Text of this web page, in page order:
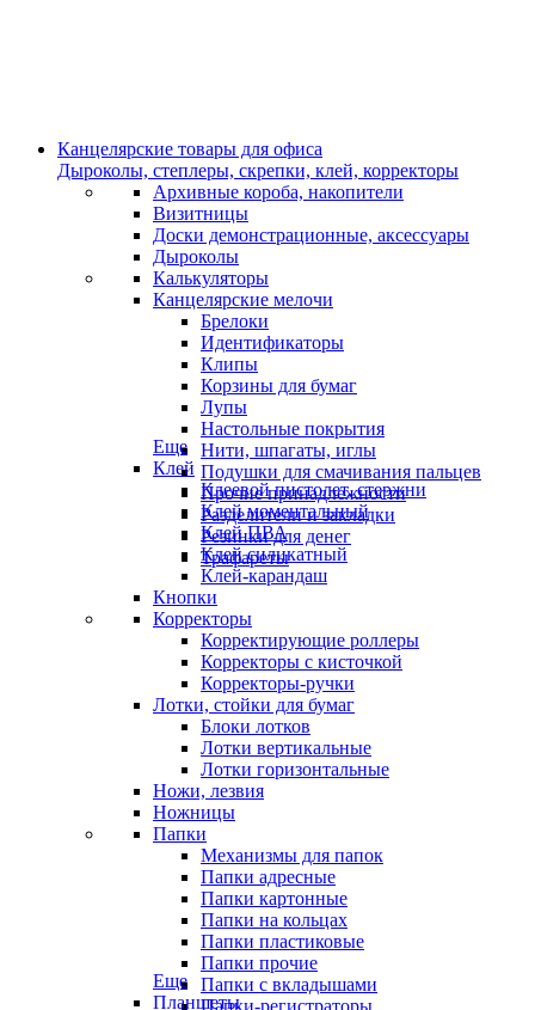
Канцелярские товары для офиса
Дыроколы, степлеры, скрепки, клей, корректоры
Архивные короба, накопители
Визитницы
Доски демонстрационные, аксессуары
Дыроколы
Калькуляторы
Канцелярские мелочи
Брелоки
Идентификаторы
Клипы
Корзины для бумаг
Лупы
Настольные покрытия
Нити, шпагаты, иглы
Подушки для смачивания пальцев
Прочие принадлежности
Разделители и закладки
Резинки для денег
Трафареты
Еще
Клей
Клеевой пистолет, стержни
Клей моментальный
Клей ПВА
Клей силикатный
Клей-карандаш
Кнопки
Корректоры
Корректирующие роллеры
Корректоры с кисточкой
Корректоры-ручки
Лотки, стойки для бумаг
Блоки лотков
Лотки вертикальные
Лотки горизонтальные
Ножи, лезвия
Ножницы
Папки
Механизмы для папок
Папки адресные
Папки картонные
Папки на кольцах
Папки пластиковые
Папки прочие
Папки с вкладышами
Папки-регистраторы
Еще
Планшеты